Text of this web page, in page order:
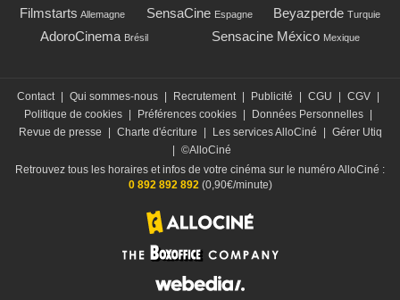
Filmstarts Allemagne SensaCine Espagne Beyazperde Turquie
AdoroCinema Brésil Sensacine México Mexique
Contact | Qui sommes-nous | Recrutement | Publicité | CGU | CGV |
Politique de cookies | Préférences cookies | Données Personnelles |
Revue de presse
| Charte d'écriture | Les services AlloCiné | Gérer Utiq
| ©AlloCiné
Retrouvez tous les horaires et infos de votre cinéma sur le numéro AlloCiné :
0 892 892 892 (0,90€/minute)